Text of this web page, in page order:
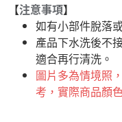
【注意事項】
如有小部件脫落
產品下水洗後不
適合再行清洗。
圖片多為情境照
考，實際商品顏